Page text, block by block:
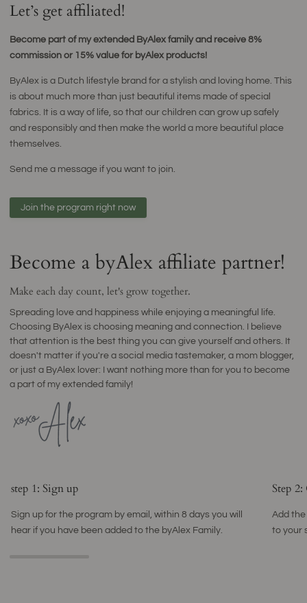
Let’s get affiliated!
Become part of my extended ByAlex family and receive 8%
commission or 15% value for byAlex products!
ByAlex is a Dutch lifestyle brand for a stylish and loving home. This
is about much more than just beautiful items made of special
fabrics. It is a way of life, so that our children can grow up safely
and responsibly and then make the world a more beautiful place
themselves.
Send me a message if you want to join.
Join the program right now
Become a byAlex affiliate partner!
Make each day count, let's grow together.
Spreading love and happiness while enjoying a meaningful life.
Choosing ByAlex is choosing meaning and connection. I believe
that attention is the best thing you can give yourself and others. It
doesn't matter if you're a social media tastemaker, a mom blogger,
or just a ByAlex lover: I want nothing more than for you to become
a part of my extended family!
step 1: Sign up
Sign up for the program by email, within 8 days you will
hear if you have been added to the byAlex Family.
Step
Add
to your